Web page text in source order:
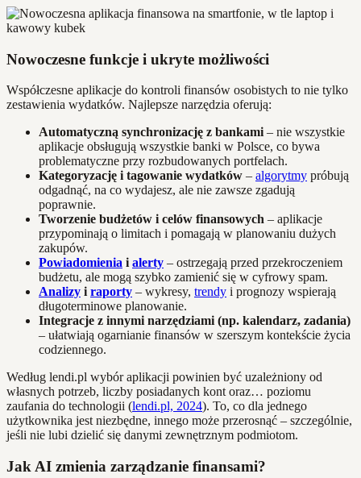
Nowoczesne funkcje i ukryte możliwości
Współczesne aplikacje do kontroli finansów osobistych to nie tylko
zestawienia wydatków. Najlepsze narzędzia oferują:
Automatyczną synchronizację z bankami – nie wszystkie
aplikacje obsługują wszystkie banki w Polsce, co bywa
problematyczne przy rozbudowanych portfelach.
Kategoryzację i tagowanie wydatków – algorytmy próbują
odgadnąć, na co wydajesz, ale nie zawsze zgadują
poprawnie.
Tworzenie budżetów i celów finansowych – aplikacje
przypominają o limitach i pomagają w planowaniu dużych
zakupów.
Powiadomienia i alerty – ostrzegają przed przekroczeniem
budżetu, ale mogą szybko zamienić się w cyfrowy spam.
Analizy i raporty – wykresy, trendy i prognozy wspierają
długoterminowe planowanie.
Integracje z innymi narzędziami (np. kalendarz, zadania)
– ułatwiają ogarnianie finansów w szerszym kontekście życia
codziennego.
Według lendi.pl wybór aplikacji powinien być uzależniony od
własnych potrzeb, liczby posiadanych kont oraz… poziomu
zaufania do technologii (lendi.pl, 2024). To, co dla jednego
użytkownika jest niezbędne, innego może przerosnąć – szczególnie,
jeśli nie lubi dzielić się danymi zewnętrznym podmiotom.
Jak AI zmienia zarządzanie finansami?